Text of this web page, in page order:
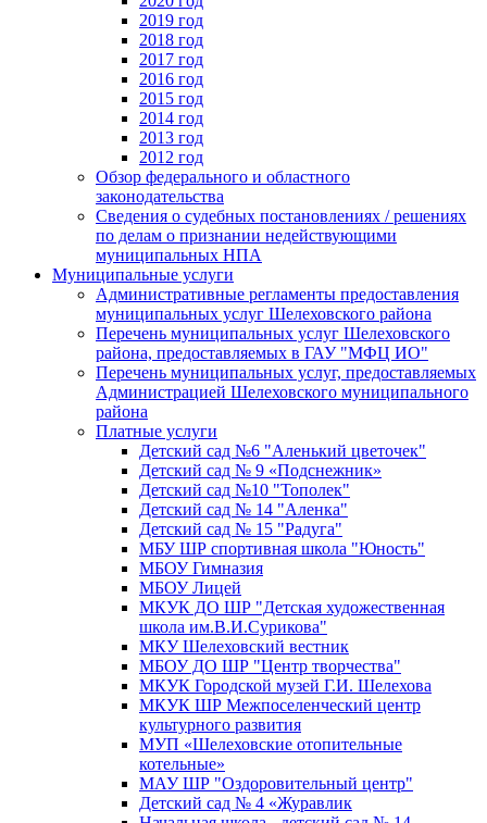
2019 год
2018 год
2017 год
2016 год
2015 год
2014 год
2013 год
2012 год
Обзор федерального и областного
законодательства
Сведения о судебных постановлениях / решениях
по делам о признании недействующими
муниципальных НПА
Муниципальные услуги
Административные регламенты предоставления
муниципальных услуг Шелеховского района
Перечень муниципальных услуг Шелеховского
района, предоставляемых в ГАУ "МФЦ ИО"
Перечень муниципальных услуг, предоставляемых
Администрацией Шелеховского муниципального
района
Платные услуги
Детский сад №6 "Аленький цветочек"
Детский сад № 9 «Подснежник»
Детский сад №10 "Тополек"
Детский сад № 14 "Аленка"
Детский сад № 15 "Радуга"
МБУ ШР спортивная школа "Юность"
МБОУ Гимназия
МБОУ Лицей
МКУК ДО ШР "Детская художественная
школа им.В.И.Сурикова"
МКУ Шелеховский вестник
МБОУ ДО ШР "Центр творчества"
МКУК Городской музей Г.И. Шелехова
МКУК ШР Межпоселенческий центр
культурного развития
МУП «Шелеховские отопительные
котельные»
МАУ ШР "Оздоровительный центр"
Детский сад № 4 «Журавлик